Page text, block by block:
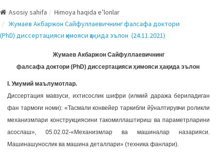
g
l
e
a
i
g
a
t
i
o
Asosiy sahifa
Himoya haqida e’lonlar
Жумаев Акбаржон Сайфуллаевичнинг фалсафа доктори
(PhD) диссертацияси ҳимояси ҳақида эълон (24.11.2021)
Жумаев Акбаржон Сайфуллаевичнинг
фалсафа доктори (PhD) диссертацияси ҳимояси ҳақида эълон
I. Умумий маълумотлар.
Диссертация мавзуси, ихтисослик шифри (илмий даража бериладиган
фан тармоғи номи): «Тасмали конвейер таркибли йўналтирувчи роликли
механизмлари конструкциясини такомиллаштириш ва параметрларини
асослаш», 05.02.02-«Механизмлар ва машиналар назарияси.
Машинашунослик ва машина деталлари» (техника фанлари).